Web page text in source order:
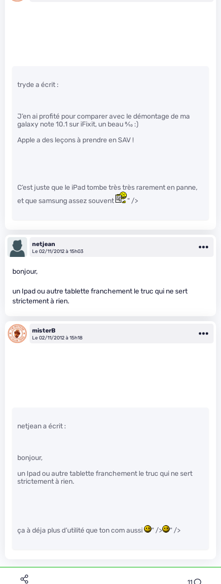
11
tryde a écrit :
J’en ai profité pour comparer avec le démontage de ma
galaxy note 10.1 sur iFixit, un beau8⁄10 :)
Apple a des leçons à prendre en SAV !
C’est juste que le iPad tombe très très rarement en panne,
et que samsung assez souvent
" />
netjean
Le 02/11/2012 à 15h03
bonjour,
un Ipad ou autre tablette franchement le truc qui ne sert
strictement à rien.
misterB
Le 02/11/2012 à 15h18
netjean a écrit :
bonjour,
un Ipad ou autre tablette franchement le truc qui ne sert
strictement à rien.
ça à déja plus d’utilité que ton com aussi " /> " />